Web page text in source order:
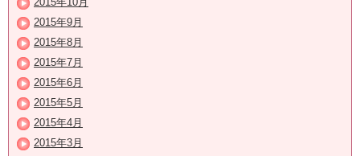
2015年9月
2015年8月
2015年7月
2015年6月
2015年5月
2015年4月
2015年3月